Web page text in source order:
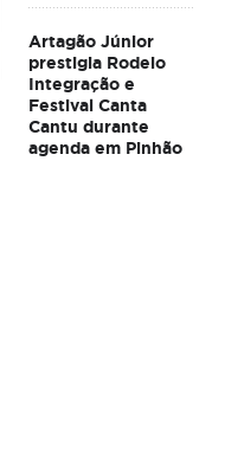
Artagão Júnior
prestigia Rodeio
Integração e
Festival Canta
Cantu durante
agenda em Pinhão